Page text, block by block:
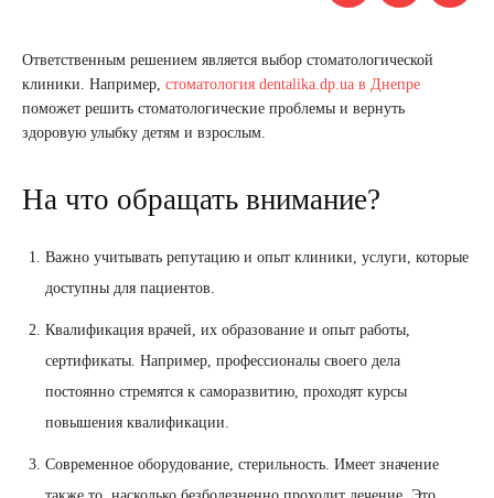
Ответственным решением является выбор стоматологической
клиники. Например, стоматология dentalika.dp.ua в Днепре
поможет решить стоматологические проблемы и вернуть
здоровую улыбку детям и взрослым.
На что обращать внимание?
Важно учитывать репутацию и опыт клиники, услуги, которые
доступны для пациентов.
Квалификация врачей, их образование и опыт работы,
сертификаты. Например, профессионалы своего дела
постоянно стремятся к саморазвитию, проходят курсы
повышения квалификации.
Современное оборудование, стерильность. Имеет значение